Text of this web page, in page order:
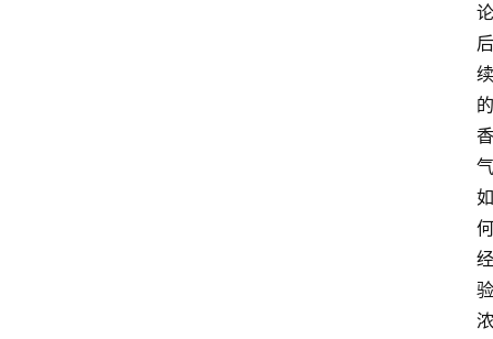
论
后
续
的
香
气
如
何
经
验
浓